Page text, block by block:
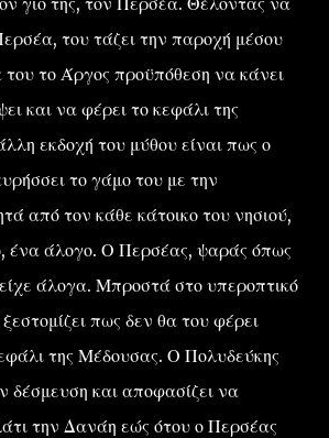
του τάζει την παροχή μέσου
του το Άργος προϋπόθεση να κάνει
και να φέρει το κεφάλι της
εκδοχή του μύθου είναι πως ο
το γάμο του με την
από τον κάθε κάτοικο του νησιού,
ένα άλογο. Ο Περσέας, ψαράς όπως
άλογα. Μπροστά στο υπεροπτικό
πως δεν θα του φέρει
της Μέδουσας. Ο Πολυδεύκης
δέσμευση και αποφασίζει να
την Δανάη εώς ότου ο Περσέας